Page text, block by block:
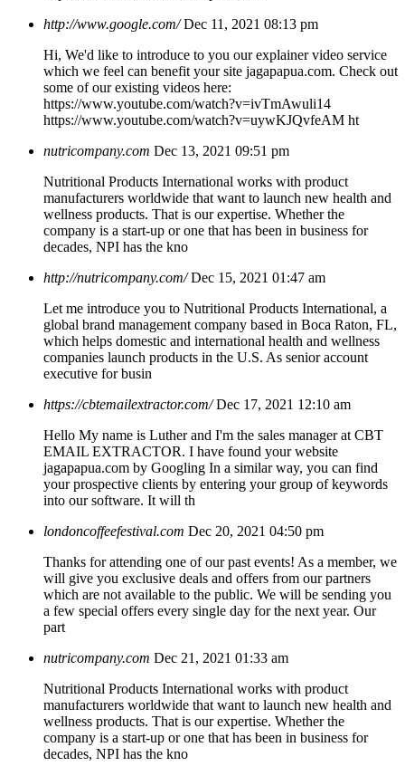
http://www.google.com/ Dec 11, 2021 08:13 pm
Hi, We'd like to introduce to you our explainer video service
which we feel can benefit your site jagapapua.com. Check out
some of our existing videos here:
https://www.youtube.com/watch?v=ivTmAwuli14
https://www.youtube.com/watch?v=uywKJQvfeAM ht
nutricompany.com Dec 13, 2021 09:51 pm
Nutritional Products International works with product
manufacturers worldwide that want to launch new health and
wellness products. That is our expertise. Whether the
company is a start-up or one that has been in business for
decades, NPI has the kno
http://nutricompany.com/ Dec 15, 2021 01:47 am
Let me introduce you to Nutritional Products International, a
global brand management company based in Boca Raton, FL,
which helps domestic and international health and wellness
companies launch products in the U.S. As senior account
executive for busin
https://cbtemailextractor.com/ Dec 17, 2021 12:10 am
Hello My name is Luther and I'm the sales manager at CBT
EMAIL EXTRACTOR. I have found your website
jagapapua.com by Googling In a similar way, you can find
your prospective clients by entering your group of keywords
into our software. It will th
londoncoffeefestival.com Dec 20, 2021 04:50 pm
Thanks for attending one of our past events! As a member, we
will give you exclusive deals and offers from our partners
which are not available to the public. We will be sending you
a few special offers every single day for the next year. Our
part
nutricompany.com Dec 21, 2021 01:33 am
Nutritional Products International works with product
manufacturers worldwide that want to launch new health and
wellness products. That is our expertise. Whether the
company is a start-up or one that has been in business for
decades, NPI has the kno